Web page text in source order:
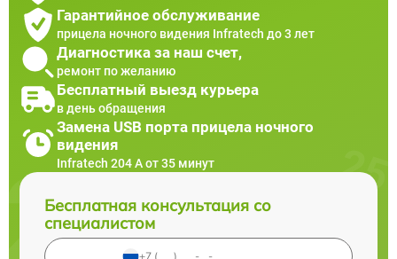
Гарантийное обслуживание
прицела ночного видения Infratech до 3 лет
Диагностика за наш счет,
ремонт по желанию
Бесплатный выезд курьера
в день обращения
Замена USB порта прицела ночного
видения
Infratech 204 А от 35 минут
Бесплатная консультация со
специалистом